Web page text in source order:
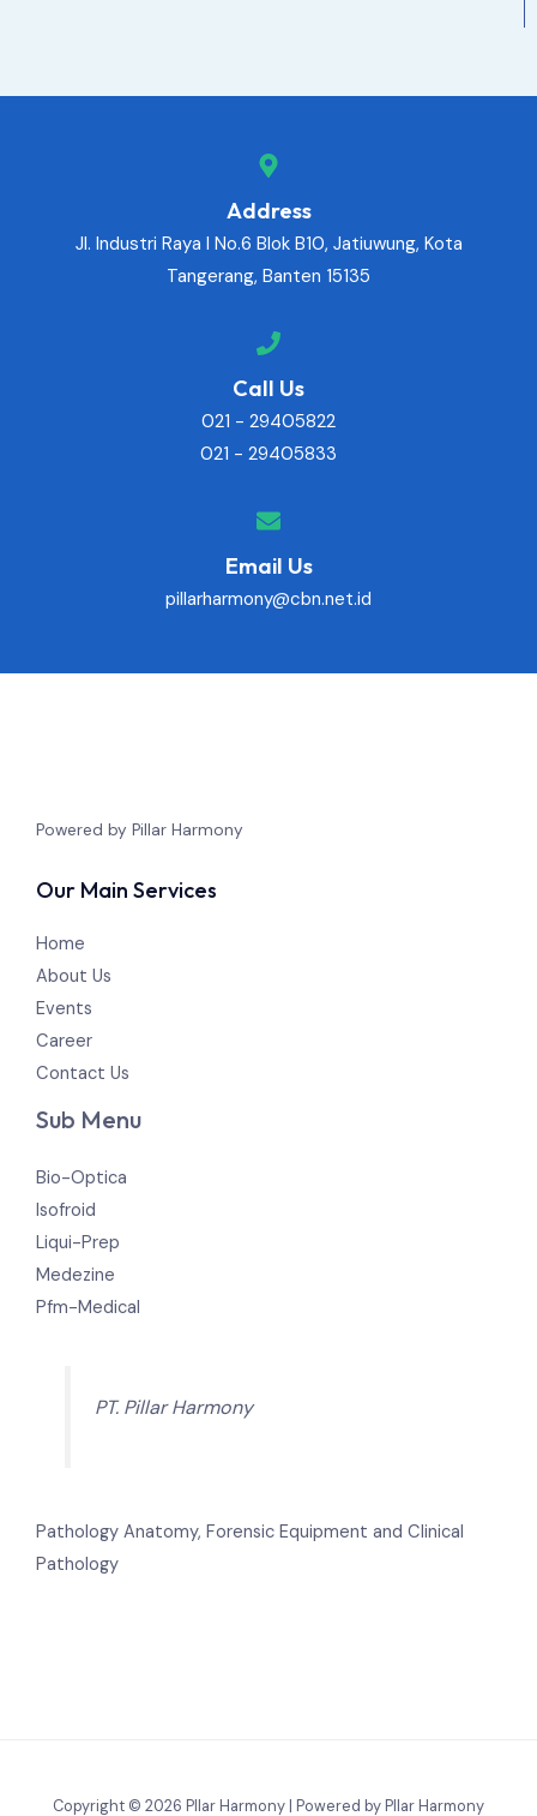
Address
Jl. Industri Raya I No.6 Blok B10, Jatiuwung, Kota
Tangerang, Banten 15135
Call Us
021 - 29405822
021 - 29405833
Email Us
pillarharmony@cbn.net.id
Powered by Pillar Harmony
Our Main Services
Home
About Us
Events
Career
Contact Us
Sub Menu
Bio-Optica
Isofroid
Liqui-Prep
Medezine
Pfm-Medical
PT. Pillar Harmony
Pathology Anatomy, Forensic Equipment and Clinical
Pathology
Copyright © 2026 Pllar Harmony | Powered by Pllar Harmony